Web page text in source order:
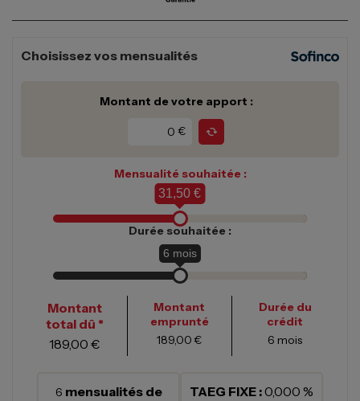
Choisissez vos mensualités
Montant de votre apport :
€
Mensualité souhaitée :
31,50 €
Durée souhaitée :
6 mois
Montant
total dû *
189,00 €
Montant
emprunté
189,00 €
Durée du
crédit
6 mois
6 mensualités de
TAEG FIXE :0,000 %